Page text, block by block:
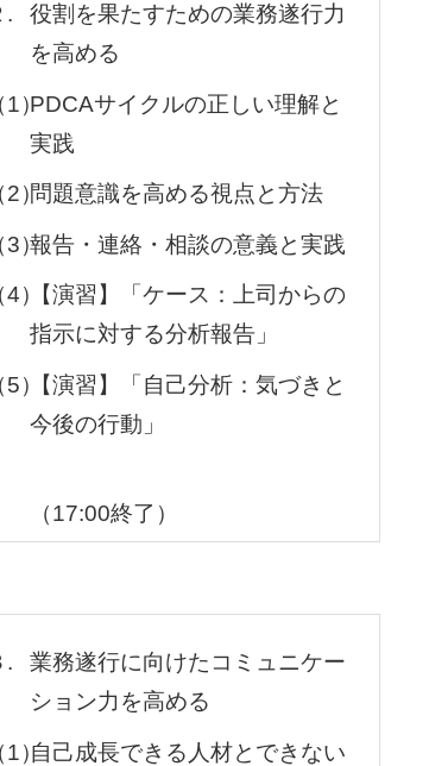
.
役割を果たすための業務遂行力
を高める
1）PDCAサイクルの正しい理解と
実践
2）問題意識を高める視点と方法
3）報告・連絡・相談の意義と実践
） 【演習】「ケース：上司からの
指示に対する分析報告」
） 【演習】「自己分析：気づきと
今後の行動」
（17:00終了）
.
業務遂行に向けたコミュニケー
ション力を高める
1）自己成長できる人材とできない